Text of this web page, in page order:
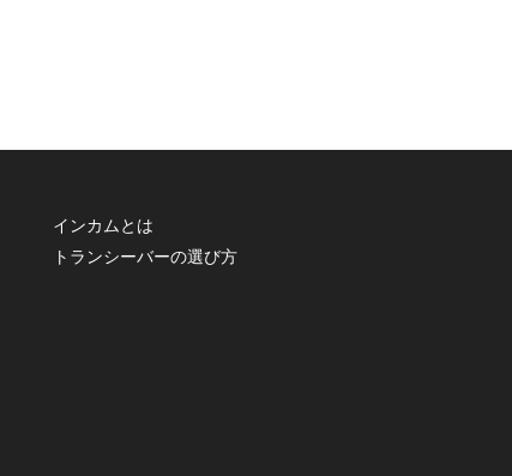
インカムとは
トランシーバーの選び方